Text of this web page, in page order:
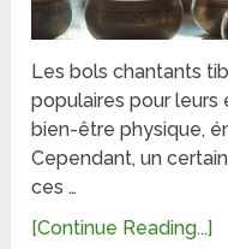
Les bols chantants
populaires pour
bien-être physique,
Cependant, un
ces …
[Continue Reading...]